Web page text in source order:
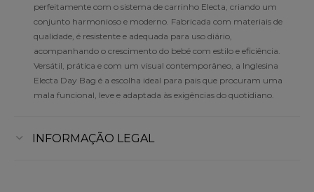
perfeitamente com o sistema de carrinho Electa, criando um
conjunto harmonioso e moderno. Fabricada com materiais de
qualidade, é resistente e adequada para uso diário,
acompanhando o crescimento do bebé com estilo e eficiência.
Versátil, prática e com um visual contemporâneo, a Inglesina
Electa Day Bag é a escolha ideal para pais que procuram uma
mala funcional, leve e adaptada às exigências do quotidiano.
INFORMAÇÃO LEGAL